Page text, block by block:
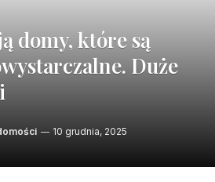
domy, które są
Duże
10 grudnia, 2025